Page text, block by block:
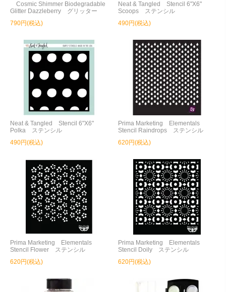
Cosmic Shimmer Biodegradable
Glitter Dazzleberry グリッター
790円(税込)
Neat & Tangled Stencil 6"X6"
Scoops ステンシル
490円(税込)
Neat & Tangled Stencil 6"X6"
Polka ステンシル
490円(税込)
Prima Marketing Elementals
Stencil Raindrops ステンシル
620円(税込)
Prima Marketing Elementals
Stencil Flower ステンシル
620円(税込)
Prima Marketing Elementals
Stencil Doily ステンシル
620円(税込)